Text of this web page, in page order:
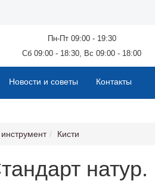
Пн-Пт 09:00 - 19:30
Сб 09:00 - 18:30, Вс 09:00 - 18:00
Новости и советы Контакты
Кисти